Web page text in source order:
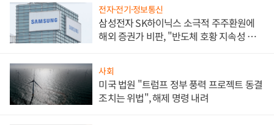
전자·전기·정보통신
삼성전자 SK하이닉스 소극적 주주환원에
해외 증권가 비판, "반도체 호황 지속성 의
사회
미국 법원 "트럼프 정부 풍력 프로젝트 동결
조치는 위법", 해제 명령 내려